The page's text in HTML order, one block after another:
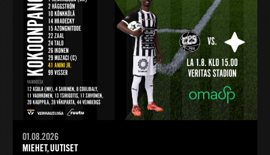
01.08.2026
MIEHET, UUTISET